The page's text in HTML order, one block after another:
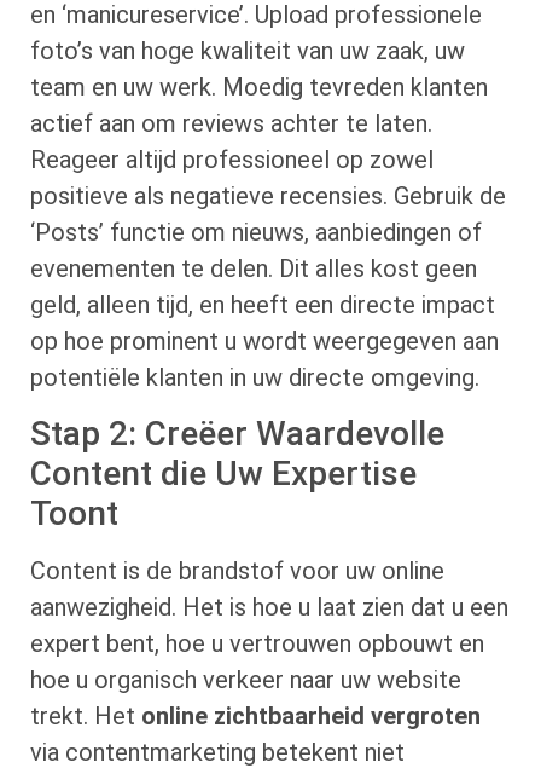
en ‘manicureservice’. Upload professionele
foto’s van hoge kwaliteit van uw zaak, uw
team en uw werk. Moedig tevreden klanten
actief aan om reviews achter te laten.
Reageer altijd professioneel op zowel
positieve als negatieve recensies. Gebruik de
‘Posts’ functie om nieuws, aanbiedingen of
evenementen te delen. Dit alles kost geen
geld, alleen tijd, en heeft een directe impact
op hoe prominent u wordt weergegeven aan
potentiële klanten in uw directe omgeving.
Stap 2: Creëer Waardevolle
Content die Uw Expertise
Toont
Content is de brandstof voor uw online
aanwezigheid. Het is hoe u laat zien dat u een
expert bent, hoe u vertrouwen opbouwt en
hoe u organisch verkeer naar uw website
trekt. Het online zichtbaarheid vergroten
via contentmarketing betekent niet